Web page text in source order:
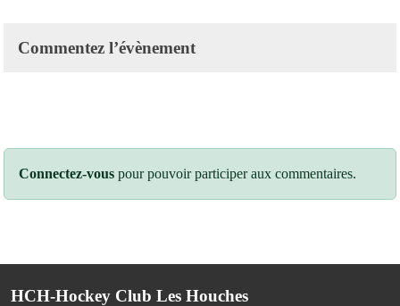
Commentez l’évènement
Connectez-vous pour pouvoir participer aux commentaires.
HCH-Hockey Club Les Houches